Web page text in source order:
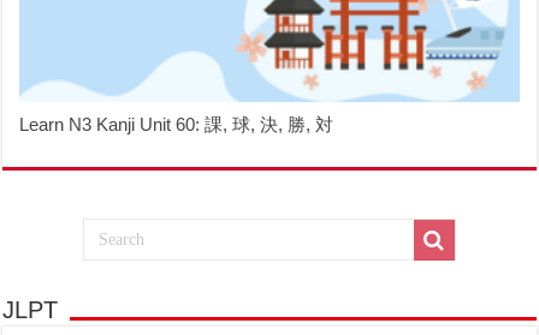
Learn N3 Kanji Unit 60: 課, 球, 決, 勝, 対
JLPT